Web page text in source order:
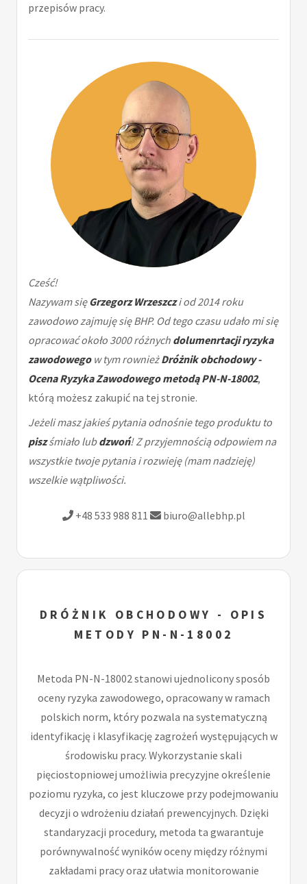
przepisów pracy.
Cześć!
Nazywam sięGrzegorz Wrzeszczi od 2014 roku
zawodowo zajmuję się BHP. Od tego czasu udało mi się
opracować około 3000 różnych dolumenrtacji ryzyka
zawodowegow tym rownieżDróżnik obchodowy -
Ocena Ryzyka Zawodowego metodą PN-N-18002,
którą możesz zakupić na tej stronie.
Jeżeli masz jakieś pytania odnośnie tego produktu to
piszśmiało lubdzwoń! Z przyjemnością odpowiem na
wszystkie twoje pytania i rozwieję (mam nadzieję)
wszelkie wątpliwości.
+48 533 988 811 biuro@allebhp.pl
DRÓŻNIK OBCHODOWY - OPIS
METODY PN-N-18002
Metoda PN-N-18002 stanowi ujednolicony sposób
oceny ryzyka zawodowego, opracowany w ramach
polskich norm, który pozwala na systematyczną
identyfikację i klasyfikację zagrożeń występujących w
środowisku pracy. Wykorzystanie skali
pięciostopniowej umożliwia precyzyjne określenie
poziomu ryzyka, co jest kluczowe przy podejmowaniu
decyzji o wdrożeniu działań prewencyjnych. Dzięki
standaryzacji procedury, metoda ta gwarantuje
porównywalność wyników oceny między różnymi
zakładami pracy oraz ułatwia monitorowanie